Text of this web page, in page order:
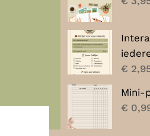
€
Mini-
€